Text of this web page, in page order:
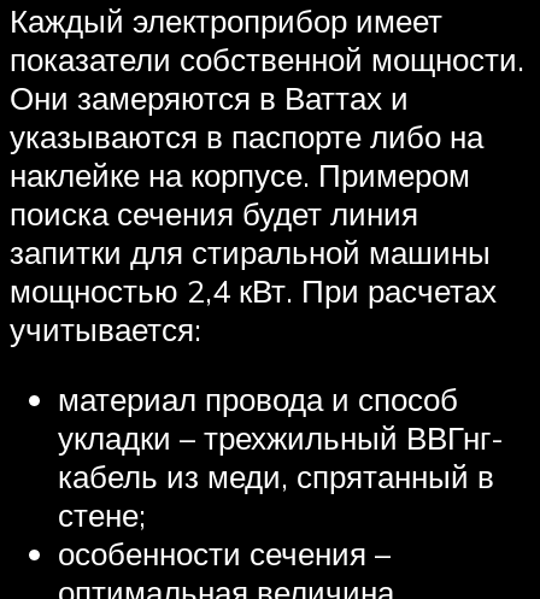
Каждый электроприбор имеет
показатели собственной мощности.
Они замеряются в Ваттах и
указываются в паспорте либо на
наклейке на корпусе. Примером
поиска сечения будет линия
запитки для стиральной машины
мощностью 2,4 кВт. При расчетах
учитывается:
материал провода и способ
укладки – трехжильный ВВГнг-
кабель из меди, спрятанный в
стене;
особенности сечения –